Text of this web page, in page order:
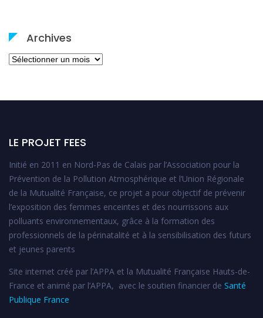
Archives
Archives
LE PROJET FEES
Initié en 2011 en Nord-Pas de Calais par l’Association pour la
Prévention de la Pollution Atmosphérique et l’Union Régionale
de la Mutualité Française, ce projet a pour objectif de prévenir
l’exposition des femmes enceintes et des nourrissons aux
polluants environnementaux, grâce à la formation des
professionnels de la périnatalité et à la sensibilisation des futurs
et jeunes parents
Site internet créé par l’APPA et la Mutualité Française Hauts-de-
France et animé par l’APPA, avec le soutien financier de Santé
Publique France